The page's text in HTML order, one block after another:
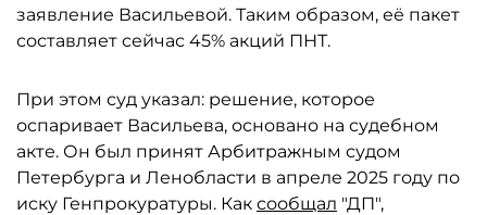
заявление Васильевой. Таким образом, её пакет
составляет сейчас 45% акций ПНТ.
При этом суд указал: решение, которое
оспаривает Васильева, основано на судебном
акте. Он был принят Арбитражным судом
Петербурга и Ленобласти в апреле 2025 году по
иску Генпрокуратуры. Как сообщал "ДП",